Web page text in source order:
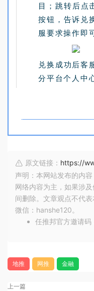
目；跳转后点
按钮，告诉兑
服要求操作即
兑换成功后客
分平台个人中
原文链接： https://
声明：本网站发布的内
网络内容为主，如果涉
间删除。文章观点不代
微信：hanshe120。
任推邦官方邀请
地推 网推 金融
上一篇